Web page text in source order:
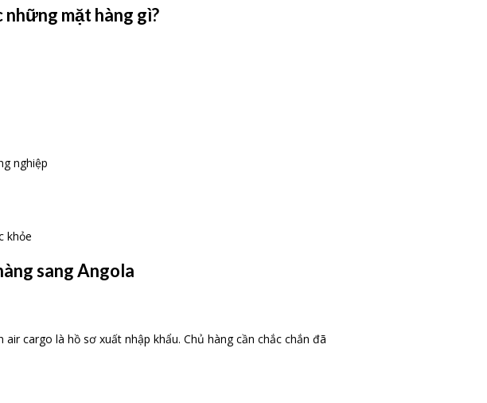
mặt hàng gì?
nghiệp
khỏe
sang Angola
cargo là hồ sơ xuất nhập khẩu. Chủ hàng cần chắc chắn đã